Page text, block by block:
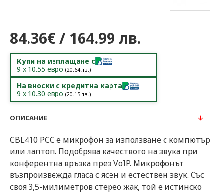
84.36€ / 164.99 лв.
Купи на изплащане с
9 x 10.55 евро (20.64лв.)
На вноски с кредитна карта
9 x 10.30 евро (20.15лв.)
ОПИСАНИЕ
CBL410 PCC е микрофон за използване с компютър
или лаптоп. Подобрява качеството на звука при
конферентна връзка през VoIP. Микрофонът
възпроизвежда гласа с ясен и естествен звук. Със
своя 3,5-милиметров стерео жак, той е истинско